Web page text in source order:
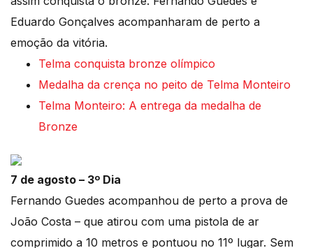
Eduardo Gonçalves acompanharam de perto a
emoção da vitória.
Telma conquista bronze olímpico
Medalha da crença no peito de Telma Monteiro
Telma Monteiro: A entrega da medalha de
Bronze
7 de agosto – 3º Dia
Fernando Guedes acompanhou de perto a prova de
João Costa – que atirou com uma pistola de ar
comprimido a 10 metros e pontuou no 11º lugar. Sem